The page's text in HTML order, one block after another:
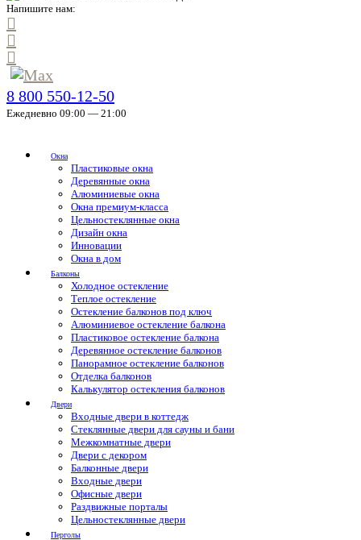
Напишите нам:
8 800 550-12-50
Ежедневно 09:00 — 21:00
Окна
Пластиковые окна
Деревянные окна
Алюминиевые окна
Окна премиум-класса
Цельностеклянные окна
Дизайн окна
Инновации
Окна в дом
Балконы
Холодное остекление
Теплое остекление
Остекление балконов под ключ
Алюминиевое остекление балкона
Пластиковое остекление балкона
Деревянное остекление балконов
Панорамное остекление балконов
Отделка балконов
Калькулятор остекления балконов
Двери
Входные двери в коттедж
Стеклянные двери для сауны и бани
Межкомнатные двери
Двери с декором
Балконные двери
Входные двери
Офисные двери
Раздвижные порталы
Цельностеклянные двери
Перголы